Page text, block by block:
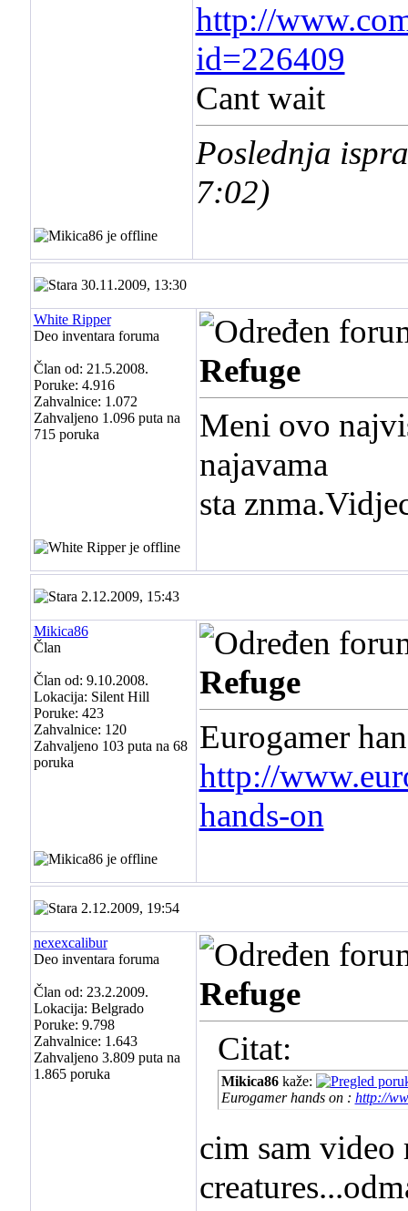
http://
id=226409
Cant wait
Poslednja
7:02)
30.11.2009, 13:30
White Ripper
Deo inventara foruma
Član od: 21.5.2008.
Poruke: 4.916
Zahvalnice: 1.072
Zahvaljeno 1.096 puta na
715 poruka
Refuge
Meni ovo
najavama
sta
2.12.2009, 15:43
Mikica86
Član
Član od: 9.10.2008.
Lokacija: Silent Hill
Poruke: 423
Zahvalnice: 120
Zahvaljeno 103 puta na 68
poruka
Refuge
Eurogamer
http://
hands-on
2.12.2009, 19:54
nexexcalibur
Deo inventara foruma
Član od: 23.2.2009.
Lokacija: Belgrado
Poruke: 9.798
Zahvalnice: 1.643
Zahvaljeno 3.809 puta na
1.865 poruka
Refuge
Citat:
Mikica86kaže:
Eurogamer hands on : http://
cim sam